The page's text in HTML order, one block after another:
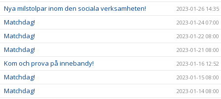
Nya milstolpar inom den sociala verksamheten! 2023-01-26 14:35
Matchdag! 2023-01-24 07:00
Matchdag! 2023-01-22 08:00
Matchdag! 2023-01-21 08:00
Kom och prova på innebandy! 2023-01-16 12:52
Matchdag! 2023-01-15 08:00
Matchdag! 2023-01-14 08:00